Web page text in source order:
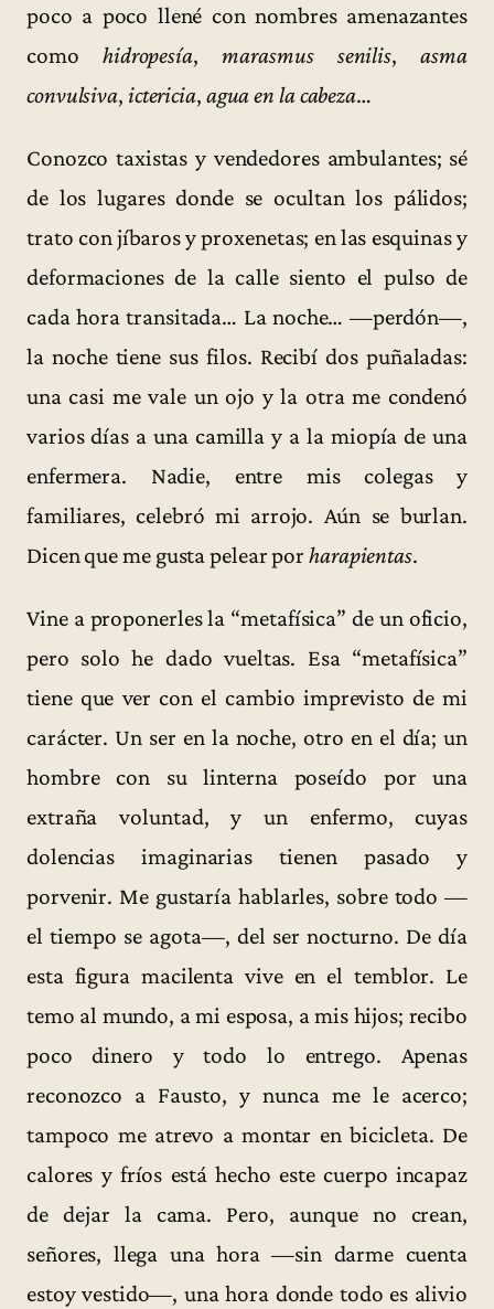
poco a poco llené con nombres amenazantes
como hidropesía,marasmus senilis,asma
convulsiva, ictericia, agua en la cabeza…
Conozco taxistas y vendedores ambulantes; sé
de los lugares donde se ocultan los pálidos;
trato con jíbaros y proxenetas; en las esquinas y
deformaciones de la calle siento el pulso de
cada hora transitada… La noche… —perdón—,
la noche tiene sus filos. Recibí dos puñaladas:
una casi me vale un ojo y la otra me condenó
varios días a una camilla y a la miopía de una
enfermera. Nadie, entre mis colegas y
familiares, celebró mi arrojo. Aún se burlan.
Dicen que me gusta pelear por harapientas.
Vine a proponerles la “metafísica” de un oficio,
pero solo he dado vueltas. Esa “metafísica”
tiene que ver con el cambio imprevisto de mi
carácter. Un ser en la noche, otro en el día; un
hombre con su linterna poseído por una
extraña voluntad, y un enfermo, cuyas
dolencias imaginarias tienen pasado y
porvenir. Me gustaría hablarles, sobre todo —
el tiempo se agota—, del ser nocturno. De día
esta figura macilenta vive en el temblor. Le
temo al mundo, a mi esposa, a mis hijos; recibo
poco dinero y todo lo entrego. Apenas
reconozco a Fausto, y nunca me le acerco;
tampoco me atrevo a montar en bicicleta. De
calores y fríos está hecho este cuerpo incapaz
de dejar la cama. Pero, aunque no crean,
señores, llega una hora —sin darme cuenta
estoy vestido—, una hora donde todo es alivio